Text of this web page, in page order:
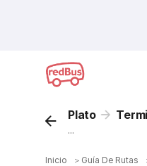
Plato
...
Inicio ＞ Guía De Rutas